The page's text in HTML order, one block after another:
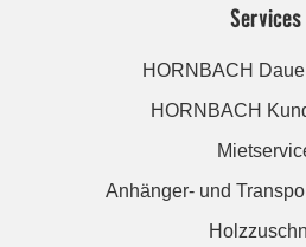
Services
HORNBACH
HORNBACH
Anhänger- und